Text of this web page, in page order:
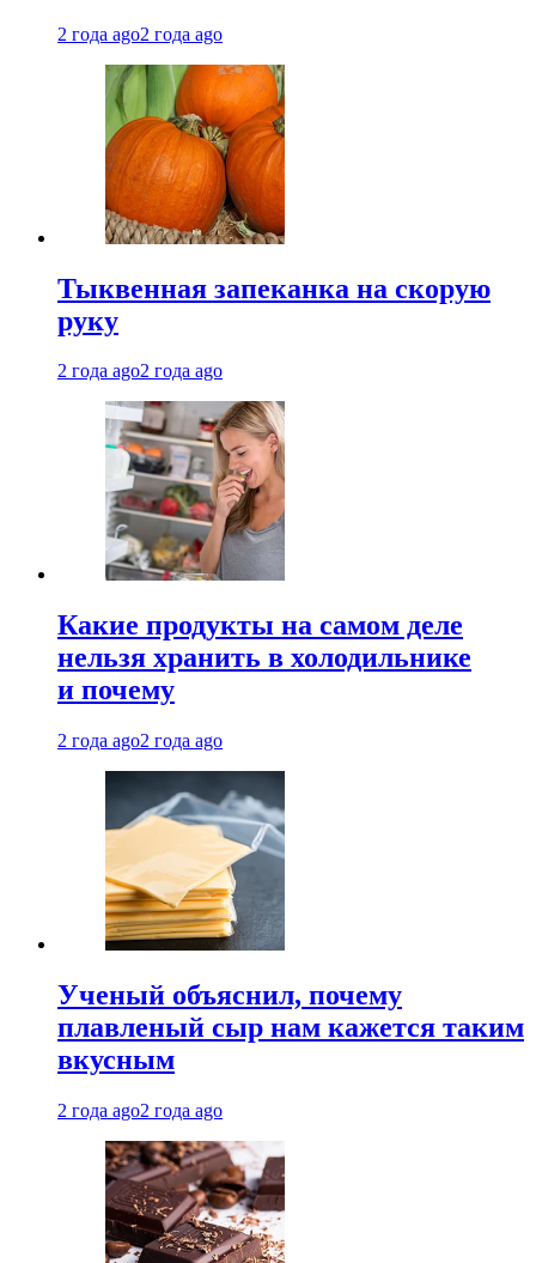
2 года ago2 года ago
Тыквенная запеканка на скорую
руку
2 года ago2 года ago
Какие продукты на самом деле
нельзя хранить в холодильнике
и почему
2 года ago2 года ago
Ученый объяснил, почему
плавленый сыр нам кажется таким
вкусным
2 года ago2 года ago